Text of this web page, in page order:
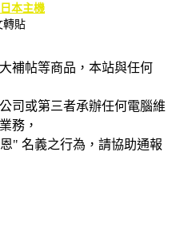
本主機
轉貼
補帖等商品，本站與任何
司或第三者承辦任何電腦維
務，
" 名義之行為，請協助通報